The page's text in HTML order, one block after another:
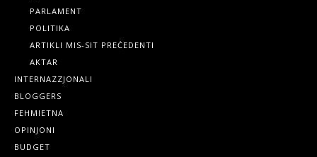
PARLAMENT
POLITIKA
ARTIKLI MIS-SIT PREĊEDENTI
AKTAR
INTERNAZZJONALI
BLOGGERS
FEHMIETNA
OPINJONI
BUDGET